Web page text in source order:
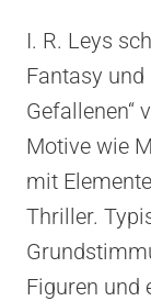
I. R. Leys
Fantasy und
Gefallenen“
Motive wie
mit
Thriller.
Figuren und